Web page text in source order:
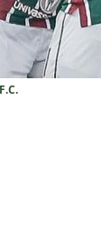
DE APOSTAS
]
Após
NOTÍCIAS